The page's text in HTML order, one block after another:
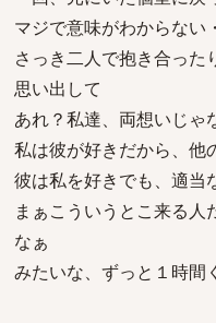
マジで意味がわからない
さっき二人で抱き合った
思い出して
あれ？私達、両想いじゃ
私は彼が好きだから、他
彼は私を好きでも、適当
まぁこういうとこ来る人
なぁ
みたいな、ずっと１時間